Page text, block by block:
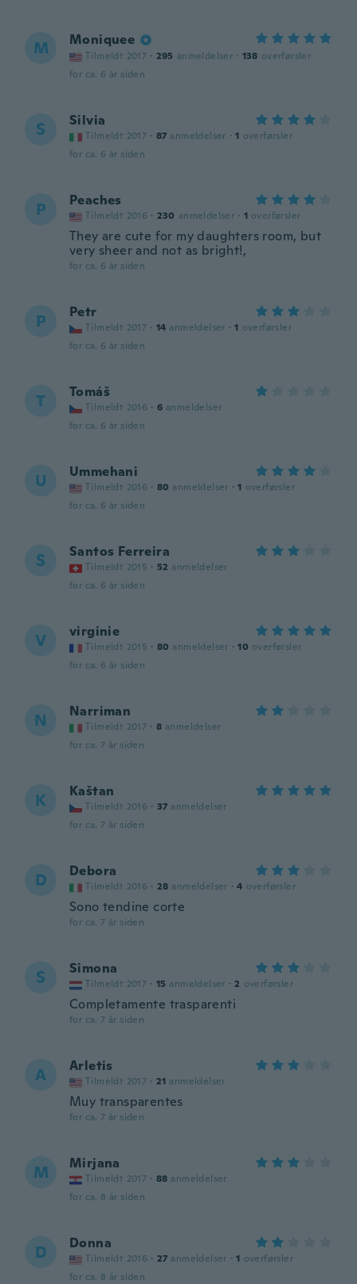
M Moniquee
Tilmeldt 2017 · 295 anmeldelser · 138 overførsler
for ca. 6 år siden
S Silvia
Tilmeldt 2017 · 87 anmeldelser · 1 overførsler
for ca. 6 år siden
P Peaches
Tilmeldt 2016 · 230 anmeldelser · 1 overførsler
They are cute for my daughters room, but
very sheer and not as bright!,
for ca. 6 år siden
P Petr
Tilmeldt 2017 · 14 anmeldelser · 1 overførsler
for ca. 6 år siden
T Tomáš
Tilmeldt 2016 · 6 anmeldelser
for ca. 6 år siden
U Ummehani
Tilmeldt 2016 · 80 anmeldelser · 1 overførsler
for ca. 6 år siden
S Santos Ferreira
Tilmeldt 2015 · 52 anmeldelser
for ca. 6 år siden
V virginie
Tilmeldt 2015 · 80 anmeldelser · 10 overførsler
for ca. 6 år siden
N Narriman
Tilmeldt 2017 · 8 anmeldelser
for ca. 7 år siden
K Kaštan
Tilmeldt 2016 · 37 anmeldelser
for ca. 7 år siden
D Debora
Tilmeldt 2016 · 28 anmeldelser · 4 overførsler
Sono tendine corte
for ca. 7 år siden
S Simona
Tilmeldt 2017 · 15 anmeldelser · 2 overførsler
Completamente trasparenti
for ca. 7 år siden
A Arletis
Tilmeldt 2017 · 21 anmeldelser
Muy transparentes
for ca. 7 år siden
M Mirjana
Tilmeldt 2017 · 88 anmeldelser
for ca. 8 år siden
D Donna
Tilmeldt 2016 · 27 anmeldelser · 1 overførsler
for ca. 8 år siden